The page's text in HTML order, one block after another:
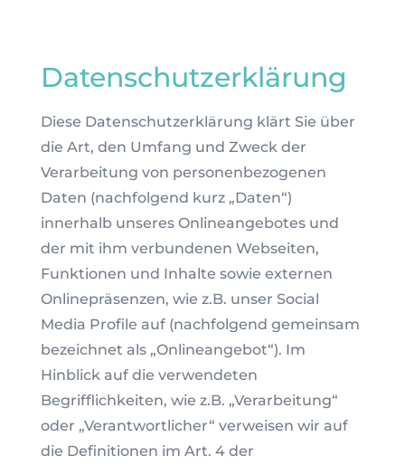
Datenschutzerklärung
Diese Datenschutzerklärung klärt Sie über
die Art, den Umfang und Zweck der
Verarbeitung von personenbezogenen
Daten (nachfolgend kurz „Daten“)
innerhalb unseres Onlineangebotes und
der mit ihm verbundenen Webseiten,
Funktionen und Inhalte sowie externen
Onlinepräsenzen, wie z.B. unser Social
Media Profile auf (nachfolgend gemeinsam
bezeichnet als „Onlineangebot“). Im
Hinblick auf die verwendeten
Begrifflichkeiten, wie z.B. „Verarbeitung“
oder „Verantwortlicher“ verweisen wir auf
die Definitionen im Art. 4 der